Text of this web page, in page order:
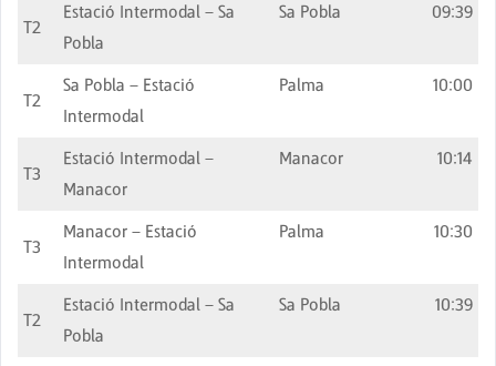
T2
Estació Intermodal – Sa
Pobla
Sa Pobla 09:39
T2
Sa Pobla – Estació
Intermodal
Palma 10:00
T3
Estació Intermodal –
Manacor
Manacor 10:14
T3
Manacor – Estació
Intermodal
Palma 10:30
T2
Estació Intermodal – Sa
Pobla
Sa Pobla 10:39